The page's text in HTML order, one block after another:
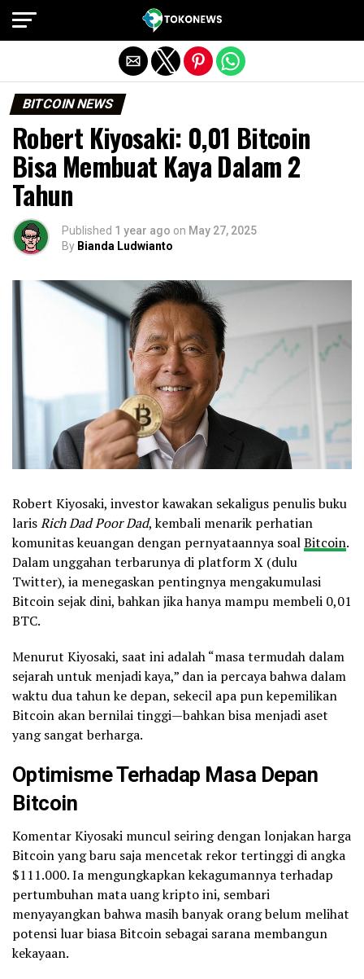
BITCOIN NEWS
Robert Kiyosaki: 0,01 Bitcoin
Bisa Membuat Kaya Dalam 2
Tahun
Published 1 year ago on May 27, 2025
By Bianda Ludwianto
Robert Kiyosaki, investor kawakan sekaligus penulis buku
larisRich Dad Poor Dad, kembali menarik perhatian
komunitas keuangan dengan pernyataannya soalBitcoin.
Dalam unggahan terbarunya di platform X (dulu
Twitter), ia menegaskan pentingnya mengakumulasi
Bitcoin sejak dini, bahkan jika hanya mampu membeli 0,01
BTC.
Menurut Kiyosaki, saat ini adalah “masa termudah dalam
sejarah untuk menjadi kaya,” dan ia percaya bahwa dalam
waktu dua tahun ke depan, sekecil apa pun kepemilikan
Bitcoin akan bernilai tinggi—bahkan bisa menjadi aset
yang sangat berharga.
Optimisme Terhadap Masa Depan
Bitcoin
Komentar Kiyosaki muncul seiring dengan lonjakan harga
Bitcoin yang baru saja mencetak rekor tertinggi di angka
$111.000. Ia mengungkapkan kekagumannya terhadap
pertumbuhan mata uang kripto ini, sembari
menyayangkan bahwa masih banyak orang belum melihat
potensi luar biasa Bitcoin sebagai sarana membangun
kekayaan.
Exit mobile version